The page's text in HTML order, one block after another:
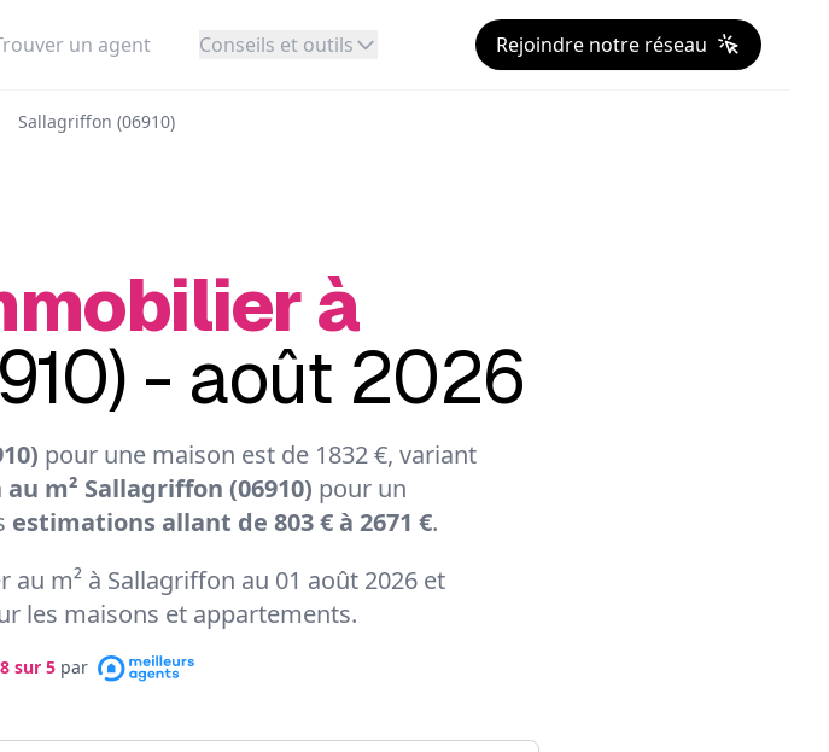
un agent Conseils et outils Rejoindre notre réseau
Sallagriffon (06910)
à
- août 2026
pour une maison est de 1832 €, variant
m² Sallagriffon (06910) pour un
estimations allant de 803 € à 2671 €.
m² à Sallagriffon au 01 août 2026 et
les maisons et appartements.
sur 5 par